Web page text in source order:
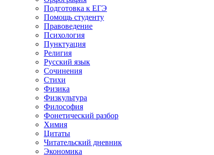
Подготовка к ЕГЭ
Помощь студенту
Правоведение
Психология
Пунктуация
Религия
Русский язык
Сочинения
Стихи
Физика
Физкультура
Философия
Фонетический разбор
Химия
Цитаты
Читательский дневник
Экономика